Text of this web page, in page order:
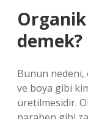
demek?
Bunun nedeni,
ve boya gibi
üretilmesidir.